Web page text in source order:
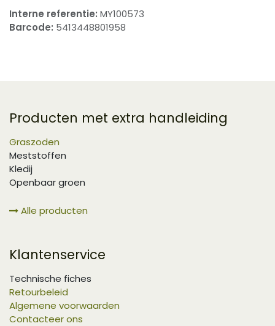
Interne referentie: MY100573
Barcode: 5413448801958
Producten met extra handleiding
Graszoden
Meststoffen
Kledij
Openbaar groen
Alle producten
Klantenservice
Technische fiches
Retourbeleid
Algemene voorwaarden
Contacteer ons